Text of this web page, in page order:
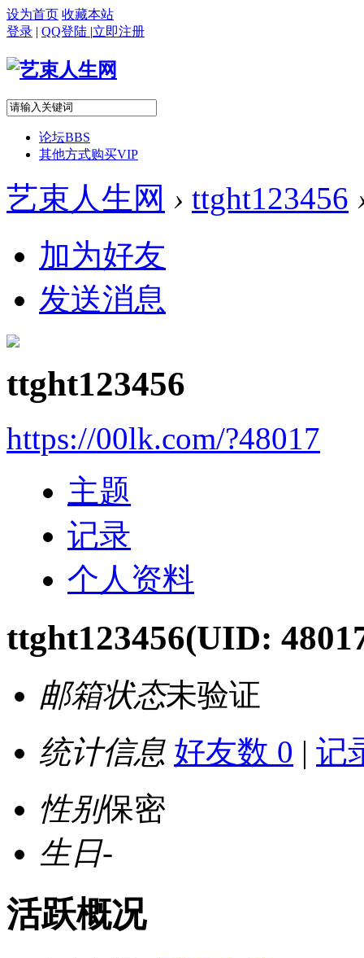
设为首页 收藏本站
登录 | QQ登陆 |立即注册
论坛BBS
其他方式购买VIP
艺束人生网 › ttght123456
加为好友
发送消息
ttght123456
https://00lk.com/?48017
主题
记录
个人资料
ttght123456(UID:
邮箱状态未验证
统计信息 好友数 0 | 记
性别保密
生日-
活跃概况